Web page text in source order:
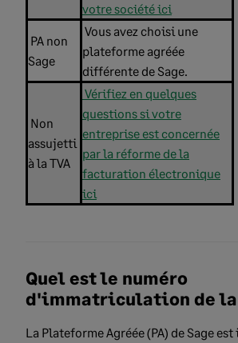
votre société ici
PA non
Sage
Vous avez choisi une
plateforme agréée
différente de Sage.
Non
assujetti
à la TVA
Vérifiez en quelques
questions si votre
entreprise est concernée
par la réforme de la
facturation électronique
ici
Quel est le numéro
d'immatriculation de la
La Plateforme Agréée (PA) de Sage